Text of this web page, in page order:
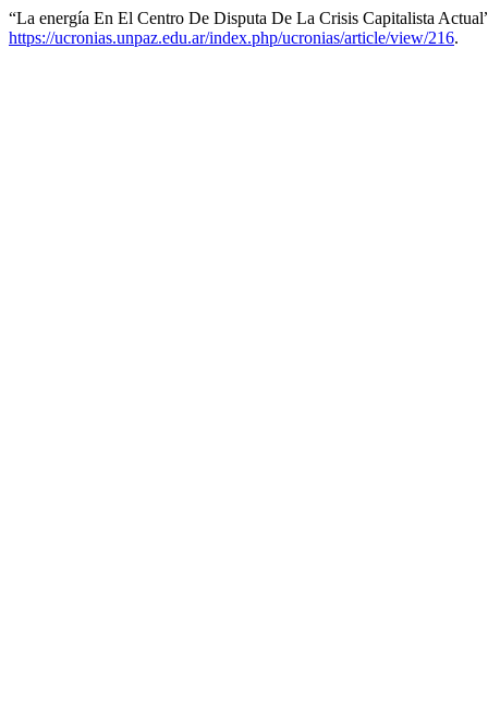
“La energía En El Centro De Disputa De La Crisis Capitalista
https://ucronias.unpaz.edu.ar/index.php/ucronias/article/view/216.